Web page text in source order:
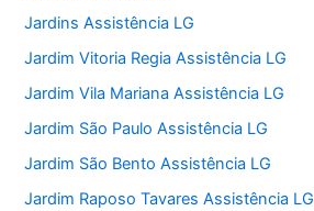
Jardins Assistência LG
Jardim Vitoria Regia Assistência LG
Jardim Vila Mariana Assistência LG
Jardim São Paulo Assistência LG
Jardim São Bento Assistência LG
Jardim Raposo Tavares Assistência LG